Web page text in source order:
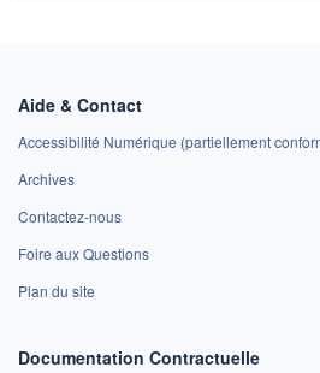
Aide & Contact
Accessibilité Numérique (partiellement
Archives
Contactez-nous
Foire aux Questions
Plan du site
Documentation Contractuelle